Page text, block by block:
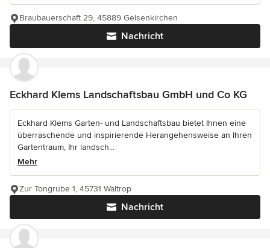
Nachricht
Braubauerschaft 29, 45889 Gelsenkirchen
Eckhard Klems Landschaftsbau GmbH und Co KG
Eckhard Klems Garten- und Landschaftsbau bietet Ihnen eine
überraschende und inspirierende Herangehensweise an Ihren
Gartentraum, Ihr landsch...
Mehr
Nachricht
Zur Tongrube 1, 45731 Waltrop